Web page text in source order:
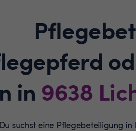
in 9638
Du suchst eine Pflegebeteiligung